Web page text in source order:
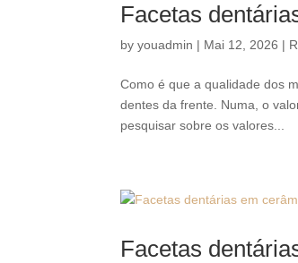
Facetas
byyouadmin | Mai 12, 2026 |
Como é que a qualidade dos
dentes da frente. Numa, o
pesquisar sobre os valores...
Facetas